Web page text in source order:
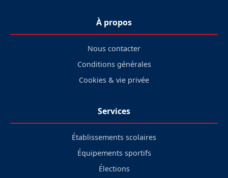
À propos
Nous contacter
Conditions générales
Cookies & vie privée
Services
Établissements scolaires
Équipements sportifs
Élections